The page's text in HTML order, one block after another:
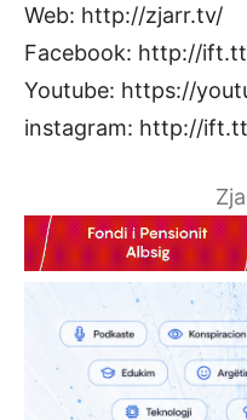
Web: http://zjarr.tv/
Facebook: http://
Youtube: https://
instagram: http://